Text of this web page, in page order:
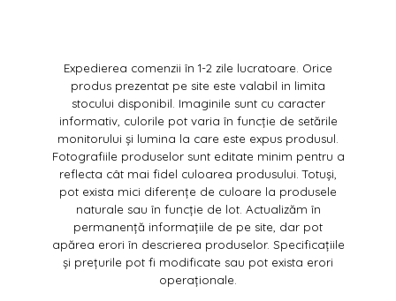
Expedierea comenzii în 1-2 zile lucratoare. Orice
produs prezentat pe site este valabil in limita
stocului disponibil. Imaginile sunt cu caracter
informativ, culorile pot varia în funcție de setările
monitorului și lumina la care este expus produsul.
Fotografiile produselor sunt editate minim pentru a
reflecta cât mai fidel culoarea produsului. Totuși,
pot exista mici diferențe de culoare la produsele
naturale sau în funcție de lot. Actualizăm în
permanență informațiile de pe site, dar pot
apărea erori în descrierea produselor. Specificațiile
și prețurile pot fi modificate sau pot exista erori
operaționale.